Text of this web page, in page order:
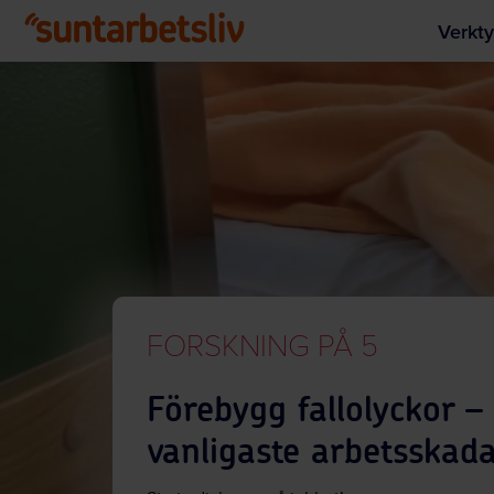
FORSKNING PÅ 5
Förebygg fallolyckor –
vanligaste